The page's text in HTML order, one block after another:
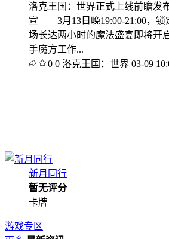
洛克王国：世界正式上线前瞻发
宣——3月13日晚19:00-21:00，锁
场长达两小时的魔法盛宴即将开
手魔方工作...
0 0 洛克王国：世界 03-09
新月同行
暂无评分
卡牌
游戏专区